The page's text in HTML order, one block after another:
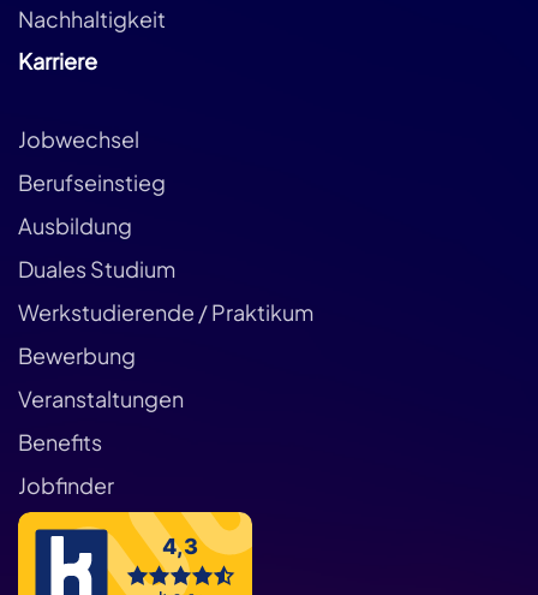
Nachhaltigkeit
Karriere
Jobwechsel
Berufseinstieg
Ausbildung
Duales Studium
Werkstudierende / Praktikum
Bewerbung
Veranstaltungen
Benefits
Jobfinder